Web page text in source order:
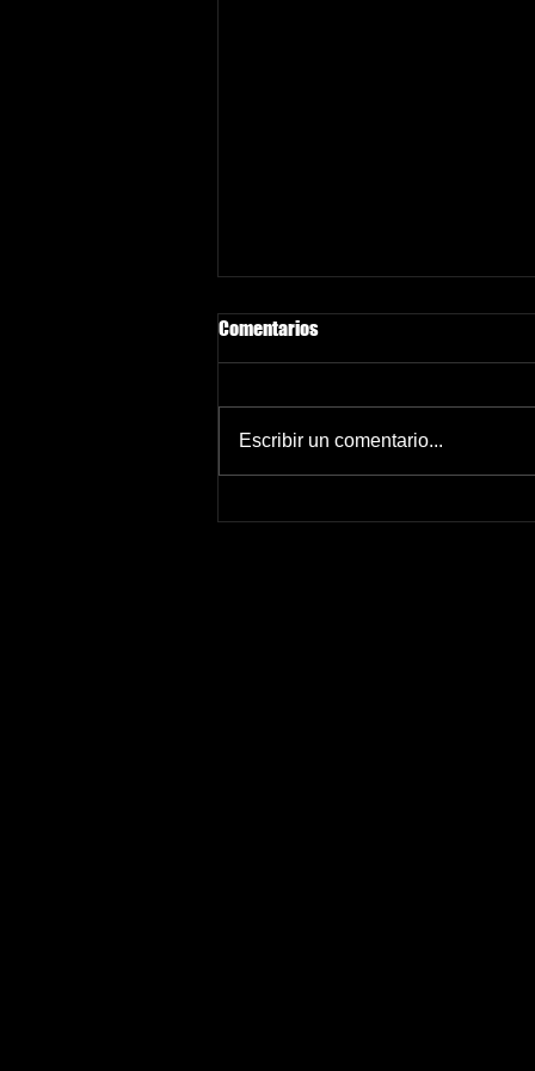
Com superar la decepció
Comentarios
Escribir un comentario...